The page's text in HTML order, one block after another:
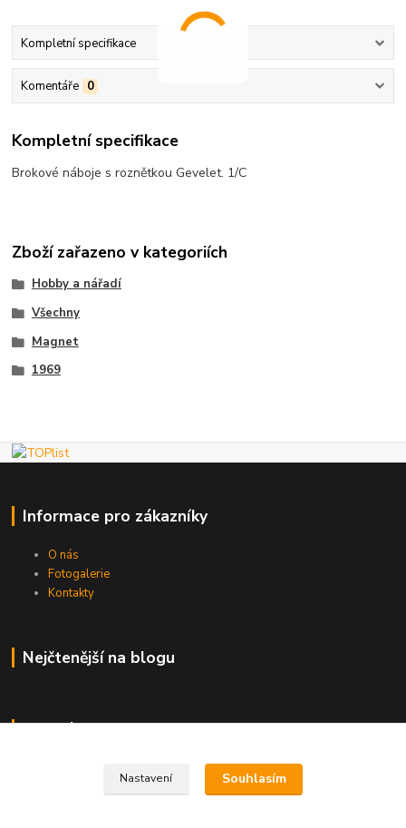
Kompletní specifikace
Komentáře 0
Kompletní specifikace
Brokové náboje s roznětkou Gevelet. 1/C
Zboží zařazeno v kategoriích
Hobby a nářadí
Všechny
Magnet
1969
Informace pro zákazníky
O nás
Fotogalerie
Kontakty
Nejčtenější na blogu
Kde nás najdete
Nastavení Souhlasím